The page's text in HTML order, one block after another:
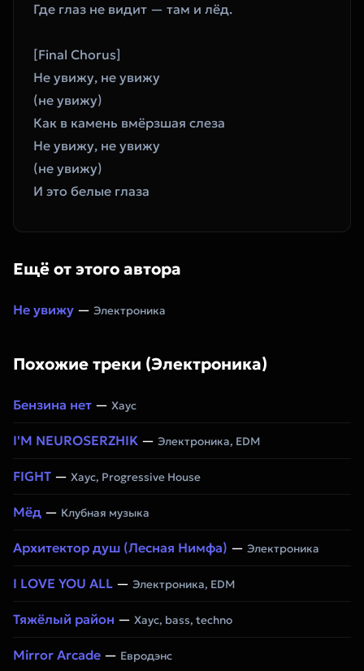
Где глаз не видит — там и лёд.
[Final Chorus]
Не увижу, не увижу
(не увижу)
Как в камень вмёрзшая слеза
Не увижу, не увижу
(не увижу)
И это белые глаза
Ещё от этого автора
Не увижу — Электроника
Похожие треки (Электроника)
Бензина нет — Хаус
I'M NEUROSERZHIK — Электроника, EDM
FIGHT — Хаус, Progressive House
Мёд — Клубная музыка
Архитектор душ (Лесная Нимфа) — Электроника
I LOVE YOU ALL — Электроника, EDM
Тяжёлый район — Хаус, bass, techno
Mirror Arcade — Евродэнс